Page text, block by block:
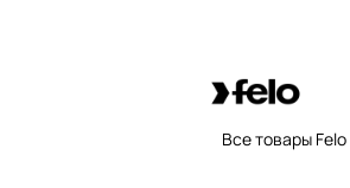
Все товары Felo